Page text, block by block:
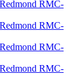
RMC-
RMC-
RMC-
RMC-